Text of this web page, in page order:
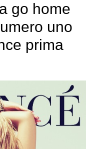
go home
uno
prima